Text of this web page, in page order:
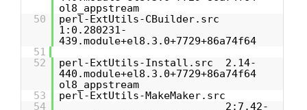
ol8_appstream
50
perl-ExtUtils-CBuilder.src
1:0.280231-
439.module+el8.3.0+7729+86a74f64
51
52
perl-ExtUtils-Install.src 2.14-
440.module+el8.3.0+7729+86a74f64
ol8_appstream
53
perl-ExtUtils-MakeMaker.src
54
2:7.42-